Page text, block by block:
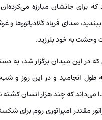
که برای جانشان مبارزه می‌کرده‌ان
صدای فریاد گلادیاتورها و
وحشت به خود بلرزید.
که چند هزار انسان کشته
مقتدر امپراتوری روم برای